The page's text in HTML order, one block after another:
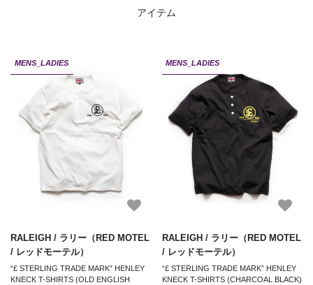
アイテム
MENS_LADIES
RALEIGH / ラリー（RED MOTEL
/ レッドモーテル）
“£ STERLING TRADE MARK” HENLEY
KNECK T-SHIRTS (OLD ENGLISH
MENS_LADIES
RALEIGH / ラリー（RED MOTEL
/ レッドモーテル）
“£ STERLING TRADE MARK” HENLEY
KNECK T-SHIRTS (CHARCOAL BLACK)